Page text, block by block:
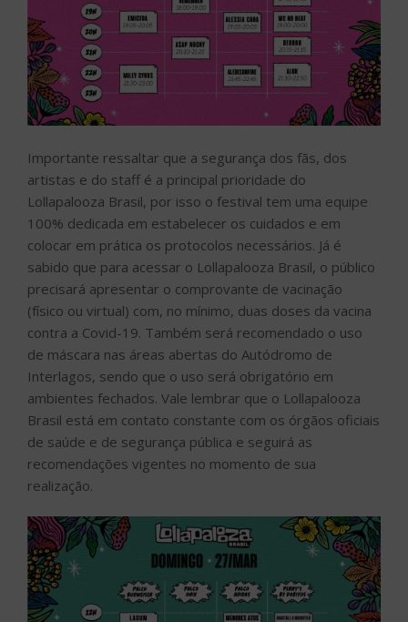
Importante ressaltar que a segurança dos fãs, dos
artistas e do staff é a principal prioridade do
Lollapalooza Brasil, por isso o festival tem uma equipe
100% dedicada em estabelecer os cuidados e em
colocar em prática os protocolos necessários. Já é
sabido que para acessar o Lollapalooza Brasil, o público
precisará apresentar o comprovante de vacinação
(físico ou virtual) com, no mínimo, duas doses da vacina
contra a Covid-19. Também será recomendado o uso
de máscara nas áreas abertas do Autódromo de
Interlagos, sendo que o uso será obrigatório em
ambientes fechados. Vale lembrar que o Lollapalooza
Brasil está em contato constante com os órgãos oficiais
de saúde e de segurança pública e seguirá as
recomendações vigentes no momento de sua
realização.